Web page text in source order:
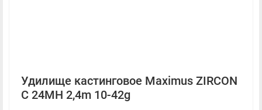
Удилище кастинговое Maximus ZIRCON
C 24MH 2,4m 10-42g